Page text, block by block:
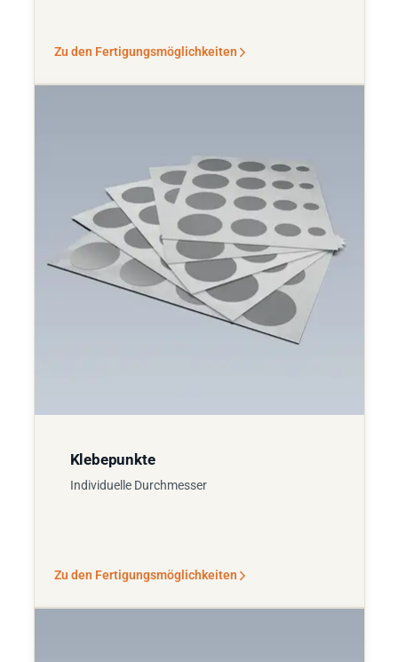
Zu den Fertigungsmöglichkeiten
Klebepunkte
Individuelle Durchmesser
Zu den Fertigungsmöglichkeiten